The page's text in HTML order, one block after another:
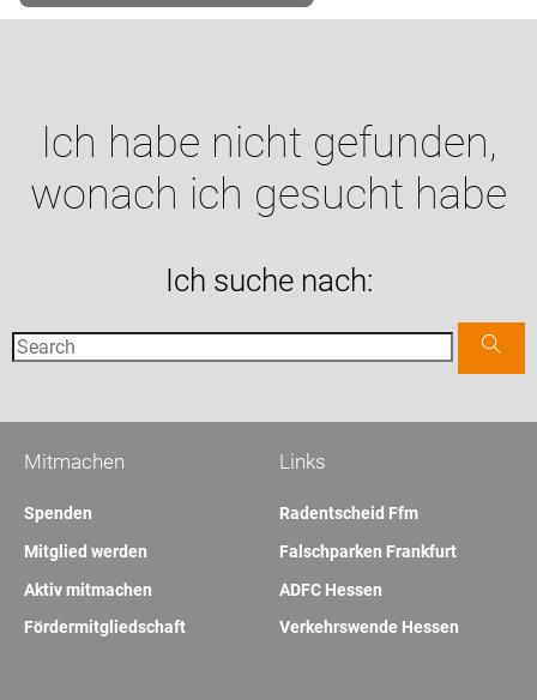
Ich habe nicht gefunden,
wonach ich gesucht habe
Ich suche nach:
Links
Radentscheid Ffm
Falschparken Frankfurt
ADFC Hessen
Verkehrswende Hessen
Mitmachen
Spenden
Mitglied werden
Aktiv mitmachen
Fördermitgliedschaft